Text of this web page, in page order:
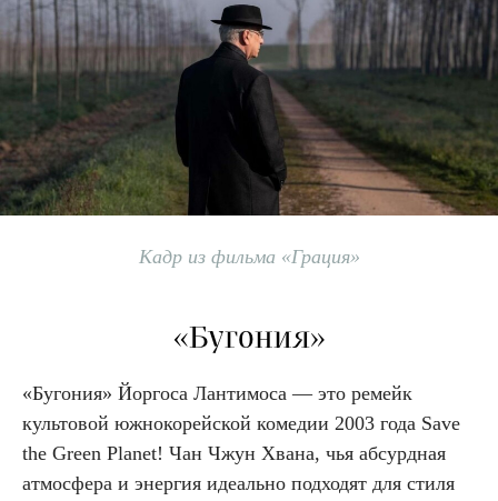
Кадр из фильма «Грация»
«Бугония»
«Бугония» Йоргоса Лантимоса — это ремейк
культовой южнокорейской комедии 2003 года Save
the Green Planet! Чан Чжун Хвана, чья абсурдная
атмосфера и энергия идеально подходят для стиля